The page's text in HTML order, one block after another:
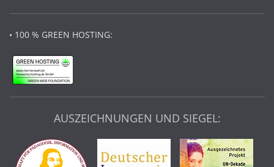
• 100 % GREEN HOSTING:
AUSZEICHNUNGEN UND SIEGEL: